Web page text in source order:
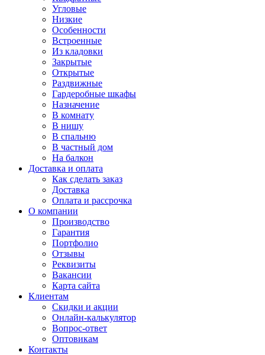
Угловые
Низкие
Особенности
Встроенные
Из кладовки
Закрытые
Открытые
Раздвижные
Гардеробные шкафы
Назначение
В комнату
В нишу
В спальню
В частный дом
На балкон
Доставка и оплата
Как сделать заказ
Доставка
Оплата и рассрочка
О компании
Производство
Гарантия
Портфолио
Отзывы
Реквизиты
Вакансии
Карта сайта
Клиентам
Скидки и акции
Онлайн-калькулятор
Вопрос-ответ
Оптовикам
Контакты